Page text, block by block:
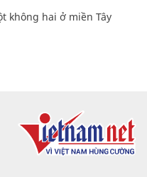
không hai ở miền Tây